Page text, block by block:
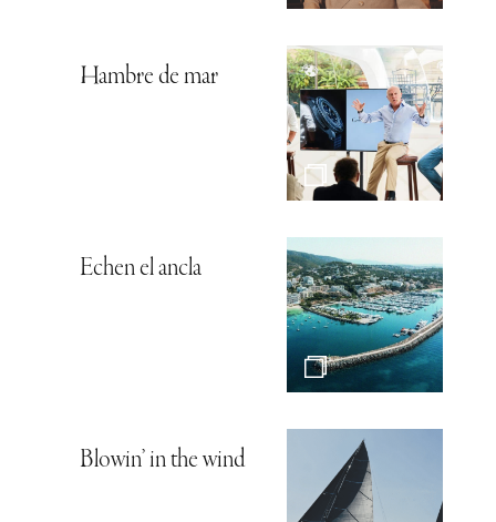
Hambre de mar
Echen el ancla
Blowin’ in the wind